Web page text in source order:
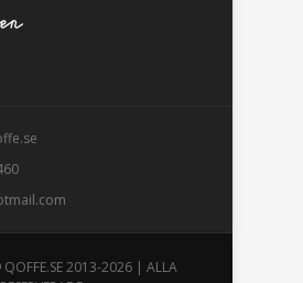
QOFFE.SE 2013-2026 | ALLA